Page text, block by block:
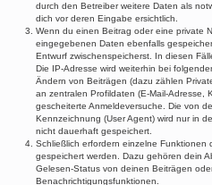
durch den Betreiber weitere Daten als
dich vor deren Eingabe ersichtlich.
Wenn du einen Beitrag oder eine private
eingegebenen Daten ebenfalls
Entwurf zwischenspeicherst. In diesen
Die IP-Adresse wird weiterhin bei
Ändern von Beiträgen (dazu zählen
an zentralen Profildaten (E-Mail-Adresse,
gescheiterte Anmeldeversuche. Die von
Kennzeichnung (User Agent) wird nur in
nicht dauerhaft gespeichert.
Schließlich erfordern einzelne Funktionen
gespeichert werden. Dazu gehören dein
Gelesen-Status von deinen Beiträgen
Benachrichtigungsfunktionen.